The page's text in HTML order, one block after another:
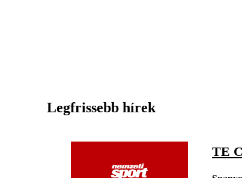
Legfrissebb hírek
TE